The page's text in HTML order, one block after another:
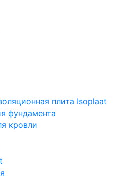
плита Isoplaat
фундамента
кровли